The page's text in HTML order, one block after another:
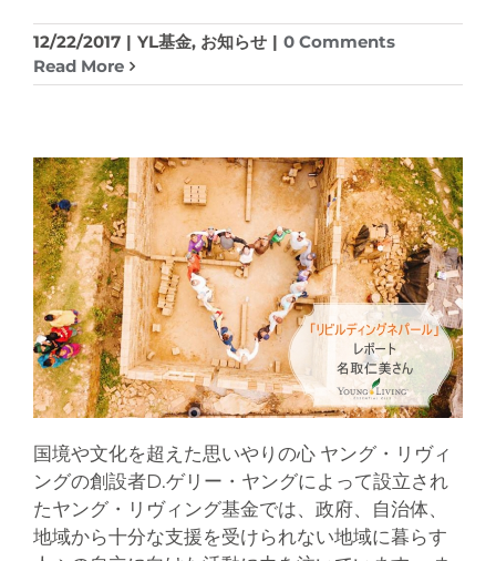
12/22/2017 | YL基金, お知らせ | 0 Comments
Read More
国境や文化を超えた思いやりの心 ヤング・リヴィ
ングの創設者D.ゲリー・ヤングによって設立され
たヤング・リヴィング基金では、政府、自治体、
地域から十分な支援を受けられない地域に暮らす